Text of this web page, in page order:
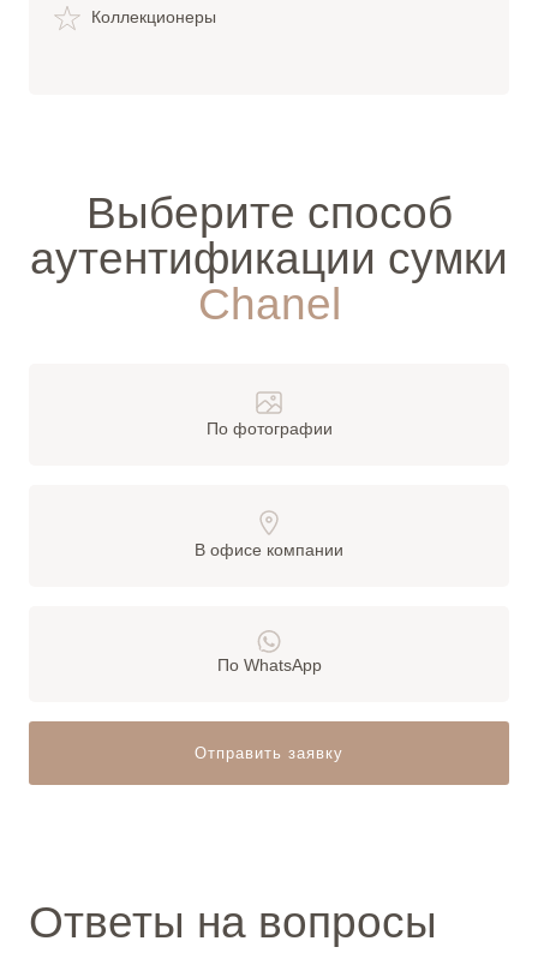
Коллекционеры
Выберите способ
аутентификации сумки
Chanel
По фотографии
В офисе компании
По WhatsApp
Отправить заявку
Ответы на вопросы